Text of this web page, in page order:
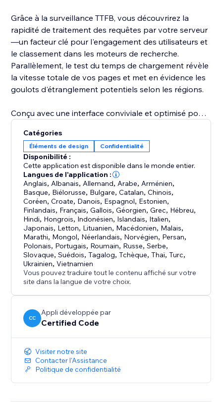
Grâce à la surveillance TTFB, vous découvrirez la
rapidité de traitement des requêtes par votre serveur
—un facteur clé pour l'engagement des utilisateurs et
le classement dans les moteurs de recherche.
Parallèlement, le test du temps de chargement révèle
la vitesse totale de vos pages et met en évidence les
goulots d'étranglement potentiels selon les régions.
Conçu avec une interface conviviale et optimisé pour
permet, à vous et à votre audience, de prendre des
décisions fondées sur les données. Donnez à vos
visiteurs et clients les outils pour évaluer la réactivité
du serveur et les performances du site—ajoutez le
TTFB & Load Time Checker Widget à votre site dès
aujourd'hui.
Catégories
Éléments de design Confidentialité
Disponibilité :
Cette application est disponible dans le monde entier.
Langues de l'application :
Anglais, Albanais, Allemand, Arabe, Arménien,
Basque, Biélorusse, Bulgare,Catalan,Chinois,
Coréen,Croate, Danois, Espagnol, Estonien,
Finlandais, Français,Gallois,Géorgien,Grec, Hébreu,
Hindi, Hongrois, Indonésien, Islandais, Italien,
Japonais, Letton, Lituanien, Macédonien, Malais,
Marathi, Mongol, Néerlandais, Norvégien, Persan,
Polonais, Portugais, Roumain, Russe,Serbe,
Slovaque,Suédois,Tagalog,Tchèque,Thaï,Turc,
Ukrainien,Vietnamien
Vous pouvez traduire tout le contenu affiché sur votre
site dans la langue de votre choix.
CC
Appli développée par
Certified Code
Visiter notre site
Contacter l'Assistance
Politique de confidentialité